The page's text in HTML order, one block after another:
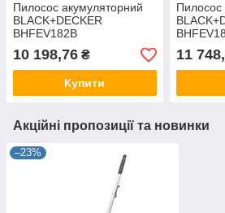
Пилосос акумуляторний
BLACK+DECKER
BHFEV182B
10 198,76 ₴
Купити
Пилосос
11
Акційні пропозиції та новинки
–23%